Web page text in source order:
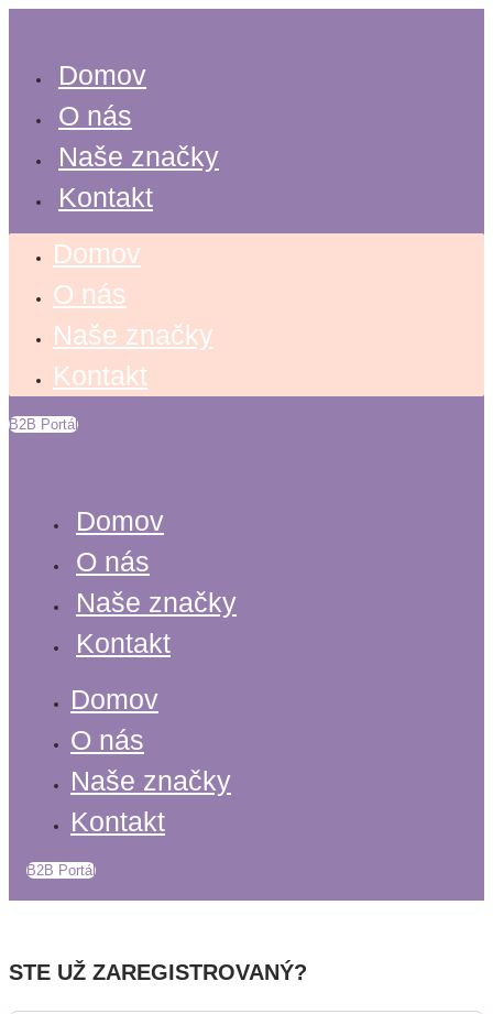
Preskočiť
Domov
O nás
Naše značky
Kontakt
Domov
O nás
Naše značky
Kontakt
B2B Portál
Domov
O nás
Naše značky
Kontakt
Domov
O nás
Naše značky
Kontakt
B2B Portál
STE UŽ ZAREGISTROVANÝ?
Search